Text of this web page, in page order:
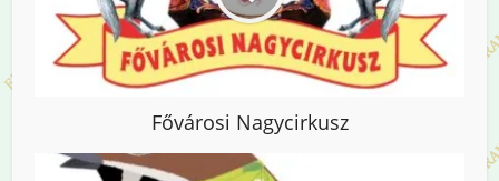
Fővárosi Nagycirkusz